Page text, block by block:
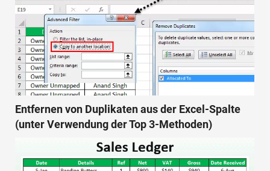
Entfernen von Duplikaten aus der Excel-Spalte
(unter Verwendung der Top 3-Methoden)